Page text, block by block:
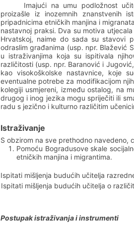
Imajući na umu podložnost
proizašle iz inozemnih znanstvenih
pripadnicima etničkih manjina i
nastavnoj praksi. Dva su motiva
Hrvatskoj, naime do sada su stavovi
odraslim građanima (usp. npr. Blažević
u istraživanjima koja su ispitivala
različitosti (usp. npr. Baranović i
kao visokoškolske nastavnice, koje
eventualne potrebe za modifikacijom
kolegiji usmjereni, između ostalog, na
drugog i inog jezika mogu spriječiti ili
radu s jezično i kulturno različitim
Istraživanje
S obzirom na sve prethodno navedeno,
Pomoću Bogradusove skale
etničkih manjina i migrantima.
Ispitati mišljenja budućih učitelja
Ispitati mišljenja budućih učitelja o
Postupak istraživanja i instrumenti